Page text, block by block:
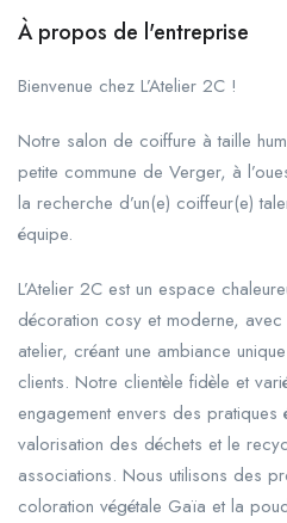
À propos de l'entreprise
Bienvenue chez L’Atelier 2C !
Notre salon de coiffure à taille
petite commune de Verger, à
la recherche d’un(e) coiffeur(e)
équipe.
L’Atelier 2C est un espace
décoration cosy et moderne,
atelier, créant une ambiance
clients. Notre clientèle fidèle et
engagement envers des
valorisation des déchets et le
associations. Nous utilisons des
coloration végétale Gaïa et la